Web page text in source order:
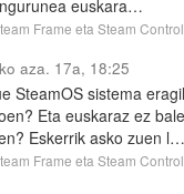
euskara…
Frame eta Steam
aza. 17a, 18:25
SteamOS sistema
Eta euskaraz ez
Eskerrik asko zuen l…
Frame eta Steam